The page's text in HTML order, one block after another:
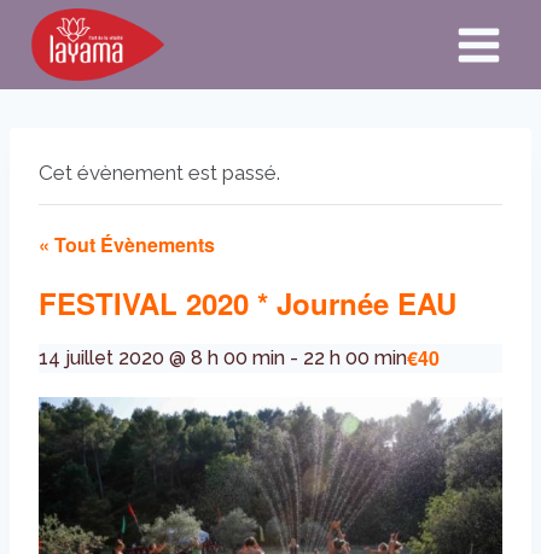
Aller
contenu
Cet évènement est passé.
« Tout Évènements
FESTIVAL 2020 * Journée EAU
14 juillet 2020 @ 8 h 00 min - 22 h 00 min€40